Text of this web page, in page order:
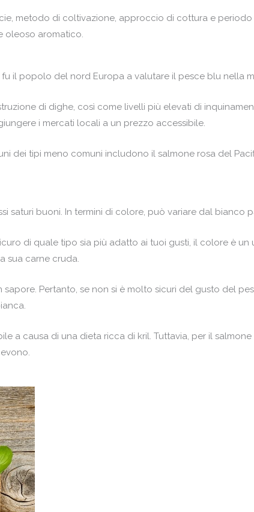
metodo di coltivazione, approccio di cottura e periodo
oleoso aromatico.
il popolo del nord Europa a valutare il pesce blu nella
di dighe, così come livelli più elevati di
i mercati locali a un prezzo accessibile.
dei tipi meno comuni includono il salmone rosa del
saturi buoni. In termini di colore, può variare dal bianco
di quale tipo sia più adatto ai tuoi gusti, il colore è un
sua carne cruda.
Pertanto, se non si è molto sicuri del gusto del
a causa di una dieta ricca di kril. Tuttavia, per il salmone